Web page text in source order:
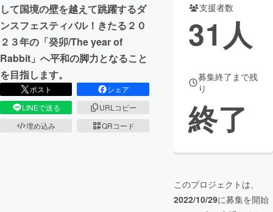
して国境の壁を越えて跳躍するダ
ンスフェスティバル！きたる２０
２３年の「癸卯/The year of
Rabbit」へ平和の脚力となること
を目指します。
ポスト
シェア
LINEで送る
URLコピー
埋め込み
QRコード
支援者数
31 人
募集終了まで残
り
終了
このプロジェクトは、
2022/10/29に募集を開始